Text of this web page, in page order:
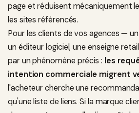
page et réduisent mécaniquement
les sites référencés.
Pour les clients de vos agences —
un éditeur logiciel, une enseigne
par un phénomène précis : les
intention commerciale migrent
l'acheteur cherche une
qu'une liste de liens. Si la marque